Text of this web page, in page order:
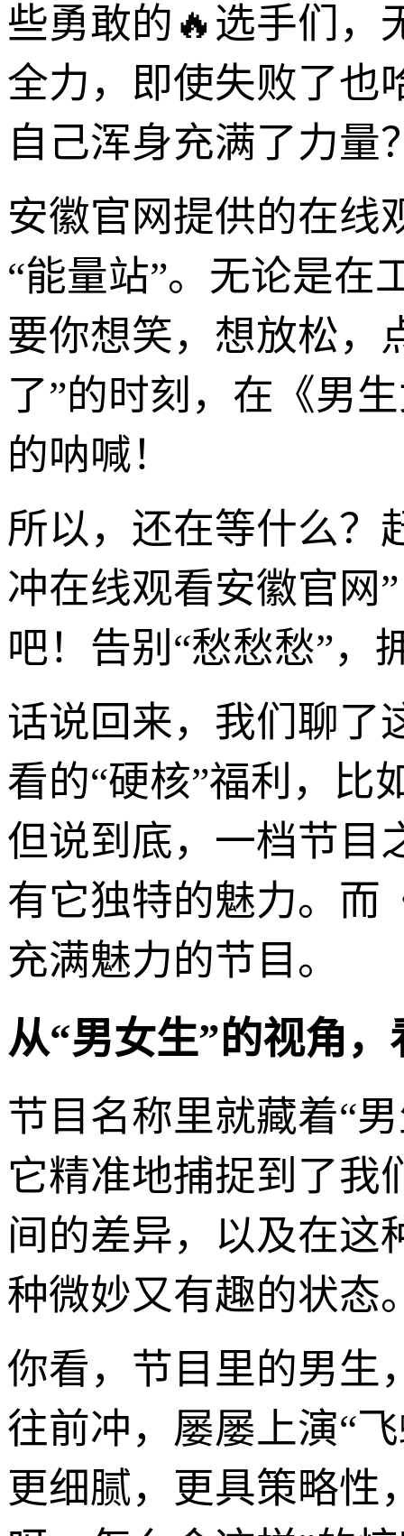
些勇敢的🔥选手们，
全力，即使失败了也
自己浑身充满了力量
安徽官网提供的在线
“能量站”。无论是在
要你想笑，想放松，
了”的时刻，在《男
的呐喊！
所以，还在等什么？
冲在线观看安徽官网
吧！告别“愁愁愁”，
话说回来，我们聊了
看的“硬核”福利，比
但说到底，一档节目
有它独特的魅力。而
充满魅力的节目。
从“男女生”的视角
节目名称里就藏着“
它精准地捕捉到了
间的差异，以及在这
种微妙又有趣的状态
你看，节目里的男生
往前冲，屡屡上演“
更细腻，更具策略性